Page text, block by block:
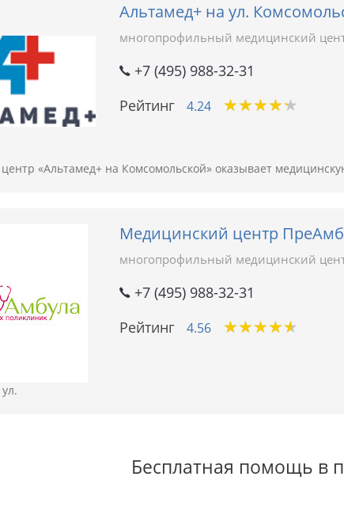
Альтамед+ на ул.
многопрофильный медицинский
+7 (495) 988-32-31
Рейтинг
4.24 ★★★★★
★★★★★
«Альтамед+ на Комсомольской» оказывает
Медицинский центр
многопрофильный медицинский
+7 (495) 988-32-31
Рейтинг
4.56 ★★★★★
★★★★★
Бесплатная помощь в